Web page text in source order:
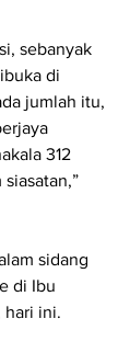
sebanyak
di
jumlah itu,
312
sidang
di Ibu
hari ini.